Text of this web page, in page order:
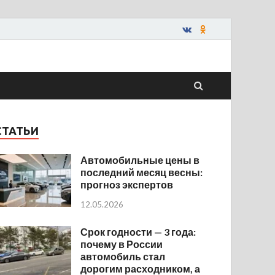
Автомобильные цены в
последний месяц весны:
прогноз экспертов
12.05.2026
Срок годности — 3 года:
почему в России
автомобиль стал
дорогим расходником, а